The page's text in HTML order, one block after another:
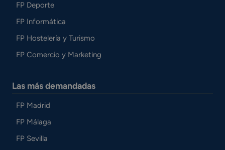
FP Deporte
FP Informática
FP Hostelería y Turismo
FP Comercio y Marketing
Las más demandadas
FP Madrid
FP Málaga
FP Sevilla